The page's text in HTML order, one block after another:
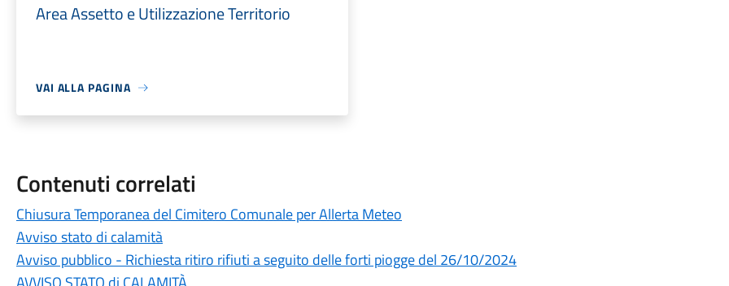
Area Assetto e Utilizzazione Territorio
VAI ALLA PAGINA
Contenuti correlati
Chiusura Temporanea del Cimitero Comunale per Allerta Meteo
Avviso stato di calamità
Avviso pubblico - Richiesta ritiro rifiuti a seguito delle forti piogge del 26/10/2024